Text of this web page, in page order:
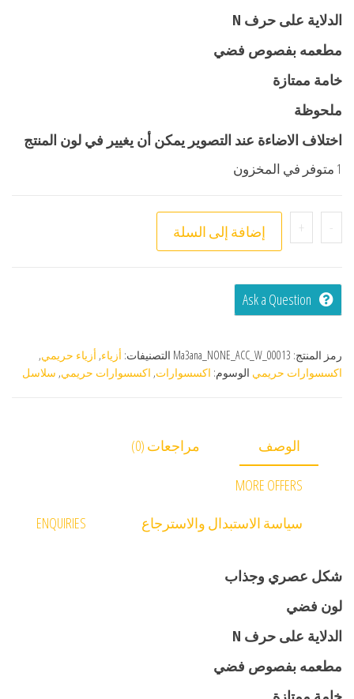
الدلاية على حرف N
مطعمه بفصوص فضي
خامة ممتازة
ملحوظة
اختلاف الاضاءة عند التصوير يمكن أن يغيير في لون المنتج
1 متوفر في المخزون
-
+ إضافة إلى السلة
Ask a Question
رمز المنتج: Ma3ana_NONE_ACC_W_00013 التصنيفات: أزياء, أزياء حريمي,
اكسسوارات حريمي الوسوم: اكسسوارات, اكسسوارات حريمي, سلاسل
الوصف مراجعات (0)
MORE OFFERS
سياسة الاستبدال والاسترجاع
ENQUIRIES
شكل عصري وجذاب
لون فضي
الدلاية على حرف N
مطعمه بفصوص فضي